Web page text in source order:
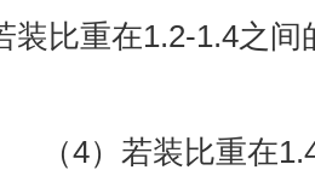
重在1.2-1.4之间
比重在1.4以